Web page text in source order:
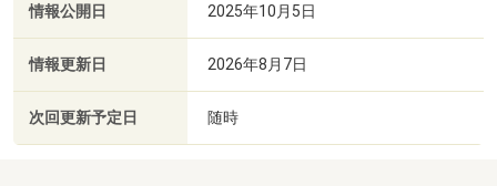
情報公開日 2025年10月5日
情報更新日 2026年8月7日
次回更新予定日 随時